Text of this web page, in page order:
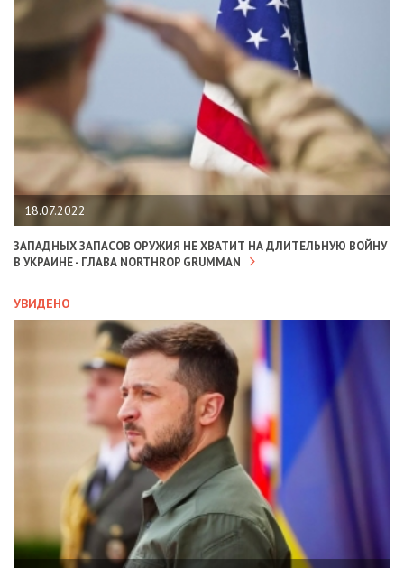
18.07.2022
ЗАПАДНЫХ ЗАПАСОВ ОРУЖИЯ НЕ ХВАТИТ НА ДЛИТЕЛЬНУЮ ВОЙНУ
В УКРАИНЕ - ГЛАВА NORTHROP GRUMMAN
УВИДЕНО